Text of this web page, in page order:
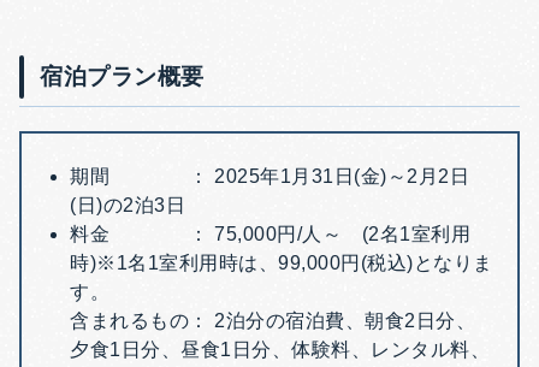
宿泊プラン概要
期間 ： 2025年1月31日(金)～2月2日
(日)の2泊3日
料金 ： 75,000円/人～ (2名1室利用
時)※1名1室利用時は、99,000円(税込)となりま
す。
含まれるもの： 2泊分の宿泊費、朝食2日分、
夕食1日分、昼食1日分、体験料、レンタル料、